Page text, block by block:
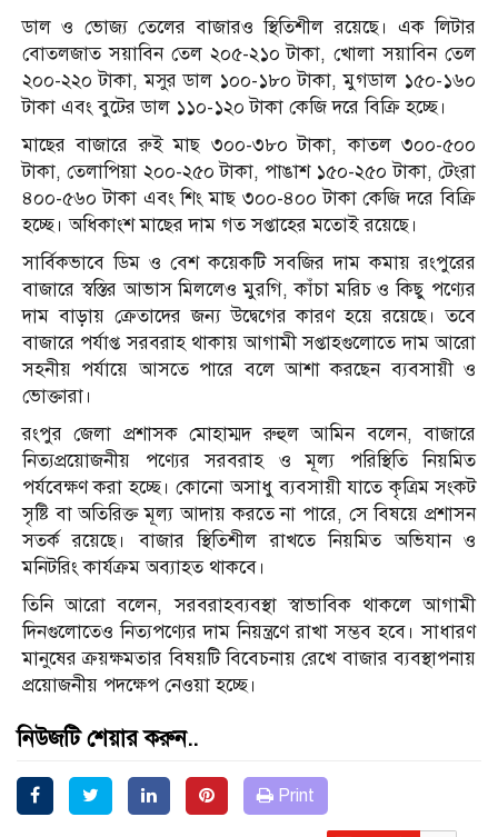
ডাল ও ভোজ্য তেলের বাজারও স্থিতিশীল রয়েছে। এক লিটার
বোতলজাত সয়াবিন তেল ২০৫-২১০ টাকা, খোলা সয়াবিন তেল
২০০-২২০ টাকা, মসুর ডাল ১০০-১৮০ টাকা, মুগডাল ১৫০-১৬০
টাকা এবং বুটের ডাল ১১০-১২০ টাকা কেজি দরে বিক্রি হচ্ছে।
মাছের বাজারে রুই মাছ ৩০০-৩৮০ টাকা, কাতল ৩০০-৫০০
টাকা, তেলাপিয়া ২০০-২৫০ টাকা, পাঙাশ ১৫০-২৫০ টাকা, টেংরা
৪০০-৫৬০ টাকা এবং শিং মাছ ৩০০-৪০০ টাকা কেজি দরে বিক্রি
হচ্ছে। অধিকাংশ মাছের দাম গত সপ্তাহের মতোই রয়েছে।
সার্বিকভাবে ডিম ও বেশ কয়েকটি সবজির দাম কমায় রংপুরের
বাজারে স্বস্তির আভাস মিললেও মুরগি, কাঁচা মরিচ ও কিছু পণ্যের
দাম বাড়ায় ক্রেতাদের জন্য উদ্বেগের কারণ হয়ে রয়েছে। তবে
বাজারে পর্যাপ্ত সরবরাহ থাকায় আগামী সপ্তাহগুলোতে দাম আরো
সহনীয় পর্যায়ে আসতে পারে বলে আশা করছেন ব্যবসায়ী ও
ভোক্তারা।
রংপুর জেলা প্রশাসক মোহাম্মদ রুহুল আমিন বলেন, বাজারে
নিত্যপ্রয়োজনীয় পণ্যের সরবরাহ ও মূল্য পরিস্থিতি নিয়মিত
পর্যবেক্ষণ করা হচ্ছে। কোনো অসাধু ব্যবসায়ী যাতে কৃত্রিম সংকট
সৃষ্টি বা অতিরিক্ত মূল্য আদায় করতে না পারে, সে বিষয়ে প্রশাসন
সতর্ক রয়েছে। বাজার স্থিতিশীল রাখতে নিয়মিত অভিযান ও
মনিটরিং কার্যক্রম অব্যাহত থাকবে।
তিনি আরো বলেন, সরবরাহব্যবস্থা স্বাভাবিক থাকলে আগামী
দিনগুলোতেও নিত্যপণ্যের দাম নিয়ন্ত্রণে রাখা সম্ভব হবে। সাধারণ
মানুষের ক্রয়ক্ষমতার বিষয়টি বিবেচনায় রেখে বাজার ব্যবস্থাপনায়
প্রয়োজনীয় পদক্ষেপ নেওয়া হচ্ছে।
নিউজটি শেয়ার করুন..
Print